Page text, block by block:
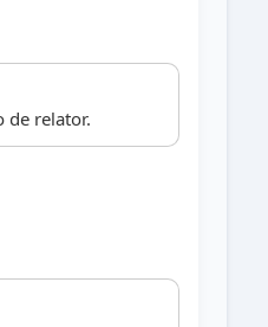
de relator.